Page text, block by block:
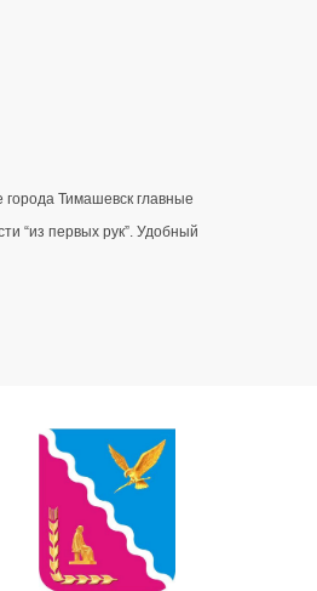
Тимашевск главные
“из первых рук”. Удобный